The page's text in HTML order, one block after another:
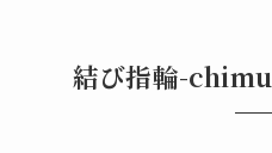
結び指輪-